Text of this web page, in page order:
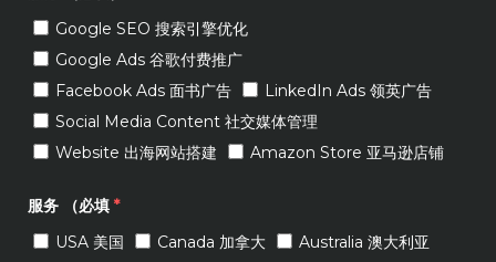
Google SEO 搜索引擎优化
Google Ads 谷歌付费推广
Facebook Ads 面书广告
LinkedIn Ads 领英广告
Social Media Content 社交媒体管理
Website 出海网站搭建
Amazon Store 亚马逊店铺
服务 （必填 *
USA 美国
Canada 加拿大
Australia 澳大利亚